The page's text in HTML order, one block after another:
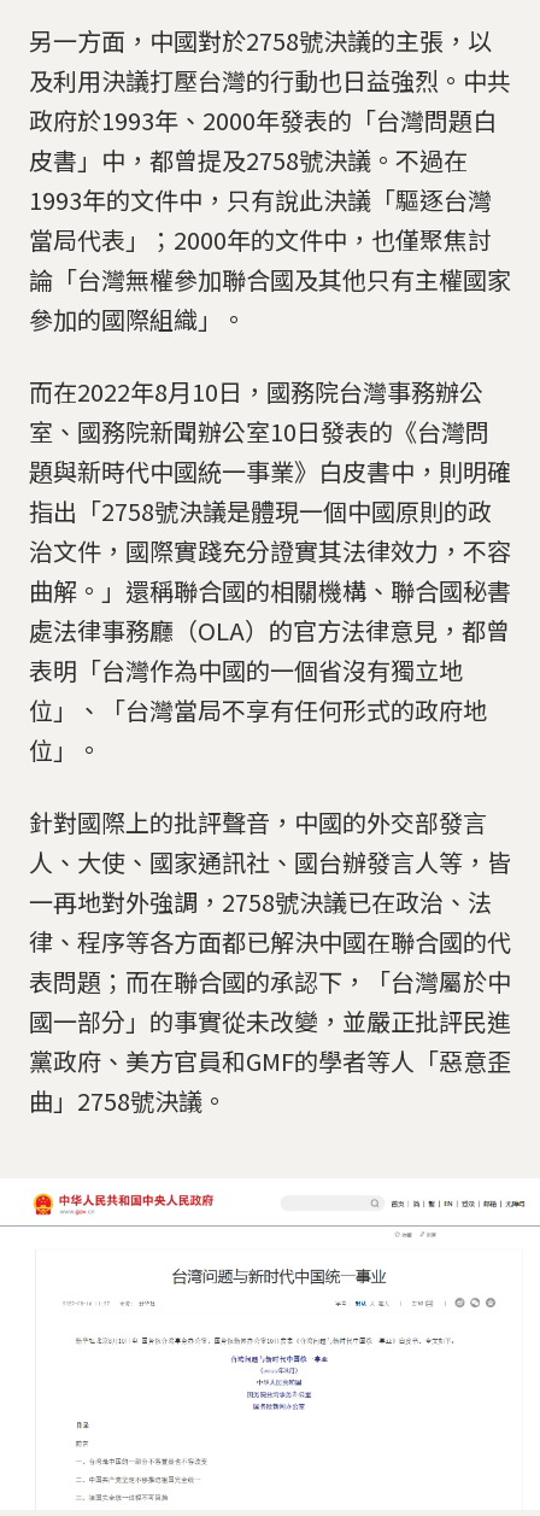
另一方面，中國對於2758號決議的主張，以
及利用決議打壓台灣的行動也日益強烈。中共
政府於1993年、2000年發表的「台灣問題白
皮書」中，都曾提及2758號決議。不過在
1993年的文件中，只有說此決議「驅逐台灣
當局代表」；2000年的文件中，也僅聚焦討
論「台灣無權參加聯合國及其他只有主權國家
參加的國際組織」。
而在2022年8月10日，國務院台灣事務辦公
室、國務院新聞辦公室10日發表的《台灣問
題與新時代中國統一事業》白皮書中，則明確
指出「2758號決議是體現一個中國原則的政
治文件，國際實踐充分證實其法律效力，不容
曲解。」還稱聯合國的相關機構、聯合國秘書
處法律事務廳（OLA）的官方法律意見，都曾
表明「台灣作為中國的一個省沒有獨立地
位」、「台灣當局不享有任何形式的政府地
位」。
針對國際上的批評聲音，中國的外交部發言
人、大使、國家通訊社、國台辦發言人等，皆
一再地對外強調，2758號決議已在政治、法
律、程序等各方面都已解決中國在聯合國的代
表問題；而在聯合國的承認下，「台灣屬於中
國一部分」的事實從未改變，並嚴正批評民進
黨政府、美方官員和GMF的學者等人「惡意歪
曲」2758號決議。